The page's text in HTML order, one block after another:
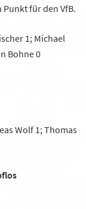
Punkt für den VfB.
1; Michael
Bohne 0
Wolf 1; Thomas